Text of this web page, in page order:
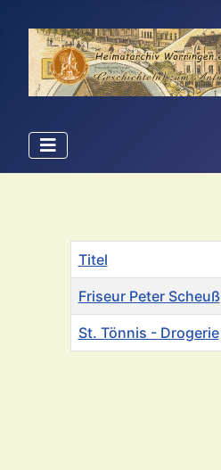
Titel
Friseur Peter Scheuß
St. Tönnis - Drogerie